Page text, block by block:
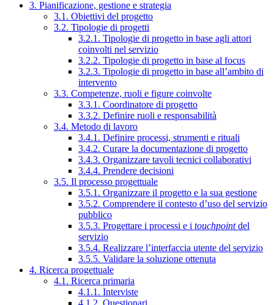
3. Pianificazione, gestione e strategia
3.1. Obiettivi del progetto
3.2. Tipologie di progetti
3.2.1. Tipologie di progetto in base agli attori
coinvolti nel servizio
3.2.2. Tipologie di progetto in base al focus
3.2.3. Tipologie di progetto in base all’ambito di
intervento
3.3. Competenze, ruoli e figure coinvolte
3.3.1. Coordinatore di progetto
3.3.2. Definire ruoli e responsabilità
3.4. Metodo di lavoro
3.4.1. Definire processi, strumenti e rituali
3.4.2. Curare la documentazione di progetto
3.4.3. Organizzare tavoli tecnici collaborativi
3.4.4. Prendere decisioni
3.5. Il processo progettuale
3.5.1. Organizzare il progetto e la sua gestione
3.5.2. Comprendere il contesto d’uso del servizio
pubblico
3.5.3. Progettare i processi e i touchpointdel
servizio
3.5.4. Realizzare l’interfaccia utente del servizio
3.5.5. Validare la soluzione ottenuta
4. Ricerca progettuale
4.1. Ricerca primaria
4.1.1. Interviste
4.1.2. Questionari